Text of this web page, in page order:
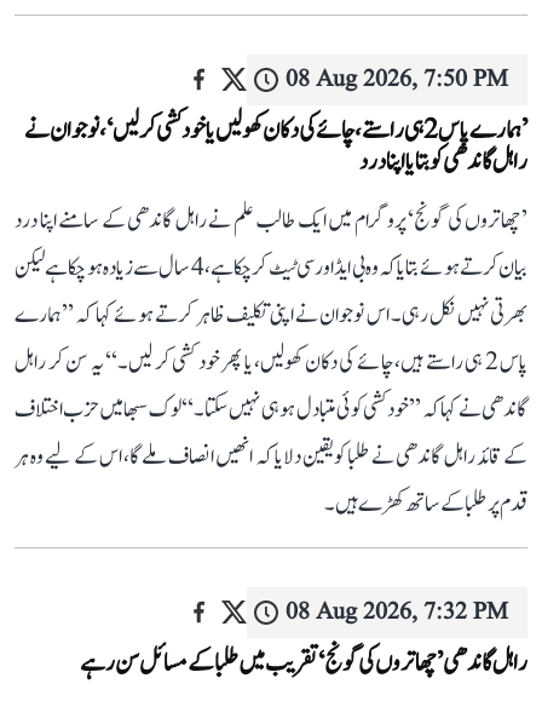
08 Aug 2026, 7:50 PM
’ہمارے پاس 2 ہی راستے، چائے کی دکان کھولیں یا خودکشی کر لیں‘، نوجوان نے
راہل گاندھی کو بتایا اپنا درد
’چھاتروں کی گونج‘ پروگرام میں ایک طالب علم نے راہل گاندھی کے سامنے اپنا درد
بیان کرتے ہوئے بتایا کہ وہ بی ایڈ اور سی ٹیٹ کر چکا ہے، 4 سال سے زیادہ ہو چکا ہے لیکن
بھرتی نہیں نکل رہی۔ اس نوجوان نے اپنی تکلیف ظاہر کرتے ہوئے کہا کہ ’’ہمارے
پاس 2 ہی راستے ہیں، چائے کی دکان کھولیں، یا پھر خود کشی کر لیں۔‘‘ یہ سن کر راہل
گاندھی نے کہا کہ ’’خودکشی کوئی متبادل ہو ہی نہیں سکتا۔‘‘ لوک سبھا میں حزب اختلاف
کے قائد راہل گاندھی نے طلبا کو یقین دلایا کہ انھیں انصاف ملے گا، اس کے لیے وہ ہر
قدم پر طلبا کے ساتھ کھڑے ہیں۔
08 Aug 2026, 7:32 PM
راہل گاندھی ’چھاتروں کی گونج‘ تقریب میں طلبا کے مسائل سن رہے